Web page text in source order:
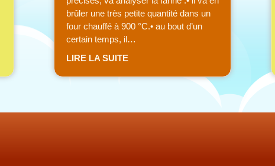
brûler une très petite quantité dans un
four chauffé à 900 °C.• au bout d’un
certain temps, il…
LIRE LA SUITEabout > Les types de farine